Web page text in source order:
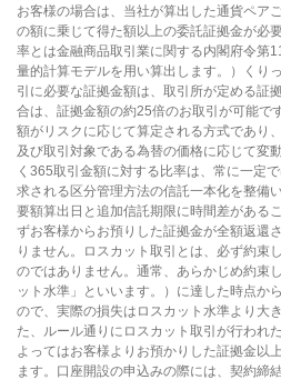
お客様の場合は、当社が算出した通貨ペア
の額に乗じて得た額以上の委託証拠金が必
率とは金融商品取引業に関する内閣府令第
量的計算モデルを用い算出します。）くり
引に必要な証拠金額は、取引所が定める証
合は、証拠金額の約25倍のお取引が可能で
額がリスクに応じて算定される方式であり
及び取引対象である為替の価格に応じて変
く365取引金額に対する比率は、常に一定
求される区分管理方法の信託一本化を整備
要額算出日と追加信託期限に時間差がある
ずお客様からお預りした証拠金が全額返還
りません。ロスカット取引とは、必ず約束
のではありません。通常、あらかじめ約束
ット水準」といいます。）に達した時点か
ので、実際の損失はロスカット水準より大
た、ルール通りにロスカット取引が行われ
よってはお客様よりお預かりした証拠金以
ます。口座開設の申込みの際には、契約締